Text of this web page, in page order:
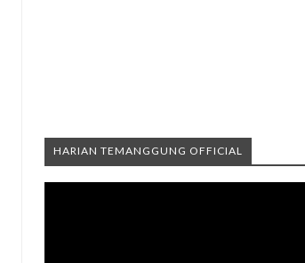
HARIAN TEMANGGUNG OFFICIAL